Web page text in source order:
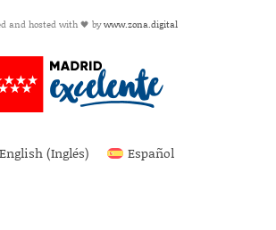
and hosted with 🖤 bywww.zona.digital
English(Inglés) Español